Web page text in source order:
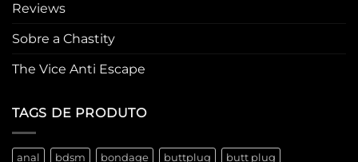
Reviews
Sobre a Chastity
The Vice Anti Escape
TAGS DE PRODUTO
anal bdsm bondage buttplug butt plug